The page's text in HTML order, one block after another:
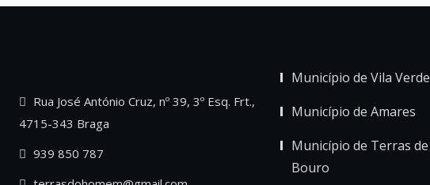
Rua José António Cruz, nº 39, 3º Esq. Frt.,
4715-343 Braga
939 850 787
Município de Vila Verde
Município de Amares
Município de Terras de
Bouro